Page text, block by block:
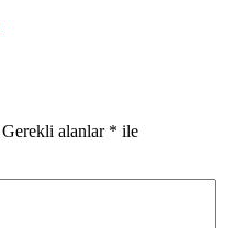
Gerekli alanlar * ile